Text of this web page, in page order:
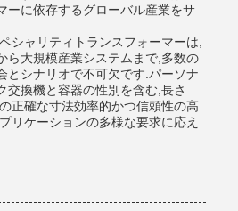
ーに依存するグローバル産業をサ
シャリティトランスフォーマーは,
ら大規模産業システムまで,多数の
とシナリオで不可欠です.パーソナ
交換機と容器の性別を含む,長さ
正確な寸法効率的かつ信頼性の高
リケーションの多様な要求に応え